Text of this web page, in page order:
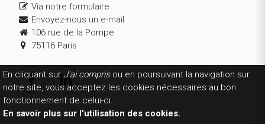
En cliquant sur J'ai comprisou en poursuivant la navigation sur
notre site, vous acceptez les cookies nécessaires au bon
fonctionnement de celui-ci.
En savoir plus sur l'utilisation des cookies.
Via notre formulaire
Envoyez-nous un e-mail
106 rue de la Pompe
75116 Paris